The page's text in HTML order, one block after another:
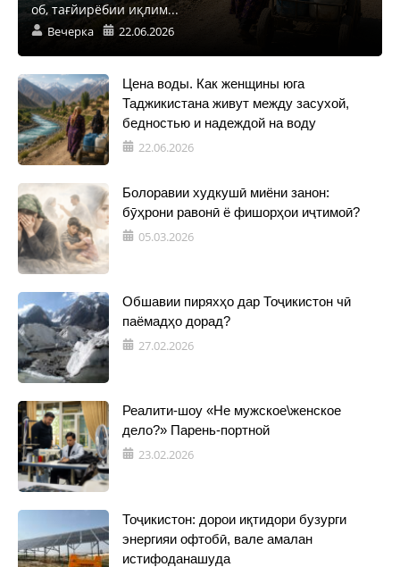
об, тағйирёбии иқлим...
Вечерка 22.06.2026
Цена воды. Как женщины юга
Таджикистана живут между засухой,
бедностью и надеждой на воду
22.06.2026
Болоравии худкушӣ миёни занон:
бӯҳрони равонӣ ё фишорҳои иҷтимоӣ?
05.03.2026
Обшавии пиряхҳо дар Тоҷикистон чӣ
паёмадҳо дорад?
27.02.2026
Реалити-шоу «Не мужское\женское
дело?» Парень-портной
23.02.2026
Тоҷикистон: дорои иқтидори бузурги
энергияи офтобӣ, вале амалан
истифоданашуда